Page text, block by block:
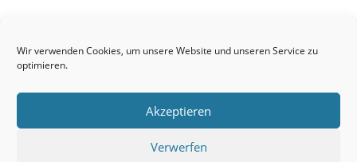
Wir verwenden Cookies, um unsere Website und unseren Service zu
optimieren.
Akzeptieren
Verwerfen
Kontakt
Links
Neuigkeiten
Seelsorge / Sakramente